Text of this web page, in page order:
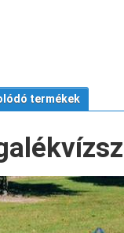
termékek